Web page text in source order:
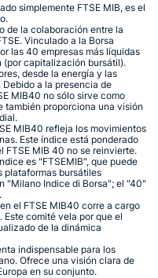
simplemente FTSE MIB, es el
de la colaboración entre la
Vinculado a la Borsa
las 40 empresas más líquidas
capitalización bursátil).
desde la energía y las
a la presencia de
MIB40 no sólo sirve como
también proporciona una visión
MIB40 refleja los movimientos
Este índice está ponderado
MIB 40 no se reinvierte.
es "FTSEMIB", que puede
plataformas bursátiles
"Milano Indice di Borsa"; el "40"
el FTSE MIB40 corre a cargo
Este comité vela por que el
de la dinámica
indispensable para los
Ofrece una visión clara de
en su conjunto.